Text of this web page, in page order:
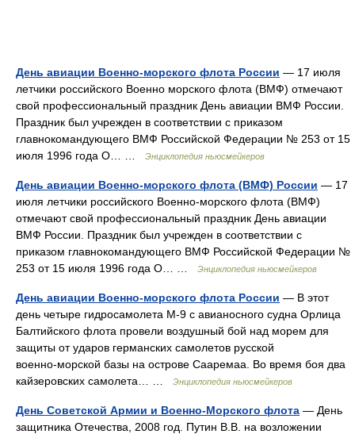
День авиации Военно-морского флота России — 17 июля
летчики российского Военно морского флота (ВМФ) отмечают
свой профессиональный праздник День авиации ВМФ России.
Праздник был учрежден в соответствии с приказом
главнокомандующего ВМФ Российской Федерации № 253 от 15
июля 1996 года О… …
Энциклопедия ньюсмейкеров
День авиации Военно-морского флота (ВМФ) России — 17
июля летчики российского Военно‑морского флота (ВМФ)
отмечают свой профессиональный праздник День авиации
ВМФ России. Праздник был учрежден в соответствии с
приказом главнокомандующего ВМФ Российской Федерации №
253 от 15 июля 1996 года О… …
Энциклопедия ньюсмейкеров
День авиации Военно‑морского флота России — В этот
день четыре гидросамолета М‑9 с авианосного судна Орлица
Балтийского флота провели воздушный бой над морем для
защиты от ударов германских самолетов русской
военно‑морской базы на острове Сааремаа. Во время боя два
кайзеровских самолета… …
Энциклопедия ньюсмейкеров
День Советской Армии и Военно-Морского флота — День
защитника Отечества, 2008 год. Путин В.В. на возложении